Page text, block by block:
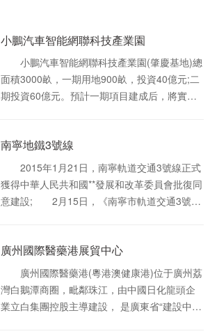
小鵬汽車智能網聯科技產業園
小鵬汽車智能網聯科技產業園(肇慶基地)總
面積3000畝，一期用地900畝，投資40億元;二
期投資60億元。預計一期項目建成后，將實現
數據平臺打造、汽車研發、零部件制造、供應
鏈合作、整車生產、試制試驗、國際業務、汽
車服務貿易等多種業務為一體。
南寧地鐵3號線
2015年1月21日，南寧軌道交通3號線正式
獲得中華人民共和國**發展和改革委員會批復同
意建設; 2月15日，《南寧市軌道交通3號線
寧軌道交通3號線1期工程(科園大道-平樂大道)
初步設計正式獲廣西壯族自治區發改委批
復; 7月1日，南寧軌道交通3號線全面開工
建設 。 2016年1月31日，南寧軌道交通3號
廣州國際醫藥港展貿中心
廣州國際醫藥港(粵港澳健康港)位于廣州荔
灣白鵝潭商圈，毗鄰珠江，由中國日化龍頭企
業立白集團控股主導建設， 是廣東省“建設中醫